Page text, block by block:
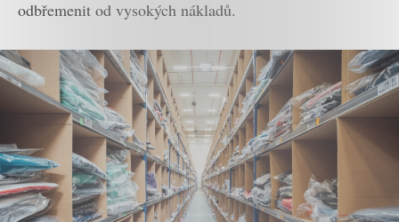
odbřemenit od vysokých nákladů.